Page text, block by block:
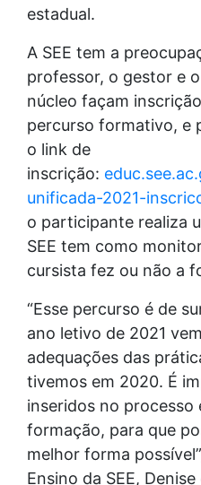
estadual.
A SEE tem a
professor, o gestor e
núcleo façam
percurso formativo, e
o link de
inscrição:
unificada-2021-
o participante realiza
SEE tem como
cursista fez ou não a
“Esse percurso é de
ano letivo de 2021
adequações das
tivemos em 2020. É
inseridos no processo
formação, para que
melhor forma
Ensino da SEE,